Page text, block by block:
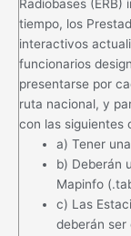
Radiobases
tiempo, los
interactivos
funcionarios
presentarse por
ruta nacional, y
con las siguientes
a) Tener
b) Deberán
Mapinfo
c) Las
deberán ser